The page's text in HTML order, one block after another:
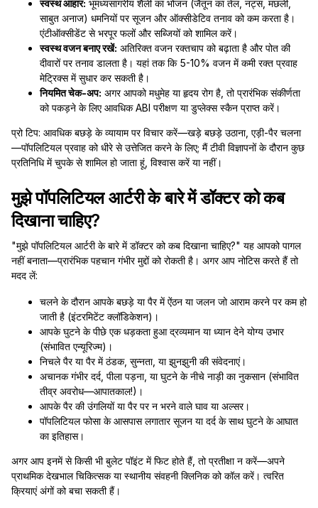
स्वस्थ आहार: भूमध्यसागरीय शैली का भोजन (जैतून का तेल, नट्स, मछली,
साबुत अनाज) धमनियों पर सूजन और ऑक्सीडेटिव तनाव को कम करता है।
एंटीऑक्सीडेंट से भरपूर फलों और सब्जियों को शामिल करें।
स्वस्थ वजन बनाए रखें: अतिरिक्त वजन रक्तचाप को बढ़ाता है और पोत की
दीवारों पर तनाव डालता है। यहां तक कि 5-10% वजन में कमी रक्त प्रवाह
मेट्रिक्स में सुधार कर सकती है।
नियमित चेक-अप: अगर आपको मधुमेह या हृदय रोग है, तो प्रारंभिक संकीर्णता
को पकड़ने के लिए आवधिक ABI परीक्षण या डुप्लेक्स स्कैन प्राप्त करें।
प्रो टिप: आवधिक बछड़े के व्यायाम पर विचार करें—खड़े बछड़े उठाना, एड़ी-पैर चलना
—पॉपलिटियल प्रवाह को धीरे से उत्तेजित करने के लिए; मैं टीवी विज्ञापनों के दौरान कुछ
प्रतिनिधि में चुपके से शामिल हो जाता हूं, विश्वास करें या नहीं।
मुझे पॉपलिटियल आर्टरी के बारे में डॉक्टर को कब
दिखाना चाहिए?
"मुझे पॉपलिटियल आर्टरी के बारे में डॉक्टर को कब दिखाना चाहिए?" यह आपको पागल
नहीं बनाता—प्रारंभिक पहचान गंभीर मुद्दों को रोकती है। अगर आप नोटिस करते हैं तो
मदद लें:
चलने के दौरान आपके बछड़े या पैर में ऐंठन या जलन जो आराम करने पर कम हो
जाती है (इंटरमिटेंट क्लॉडिकेशन)।
आपके घुटने के पीछे एक धड़कता हुआ द्रव्यमान या ध्यान देने योग्य उभार
(संभावित एन्यूरिज्म)।
निचले पैर या पैर में ठंडक, सुन्नता, या झुनझुनी की संवेदनाएं।
अचानक गंभीर दर्द, पीला पड़ना, या घुटने के नीचे नाड़ी का नुकसान (संभावित
तीव्र अवरोध—आपातकाल!)।
आपके पैर की उंगलियों या पैर पर न भरने वाले घाव या अल्सर।
पॉपलिटियल फोसा के आसपास लगातार सूजन या दर्द के साथ घुटने के आघात
का इतिहास।
अगर आप इनमें से किसी भी बुलेट पॉइंट में फिट होते हैं, तो प्रतीक्षा न करें—अपने
प्राथमिक देखभाल चिकित्सक या स्थानीय संवहनी क्लिनिक को कॉल करें। त्वरित
क्रियाएं अंगों को बचा सकती हैं।